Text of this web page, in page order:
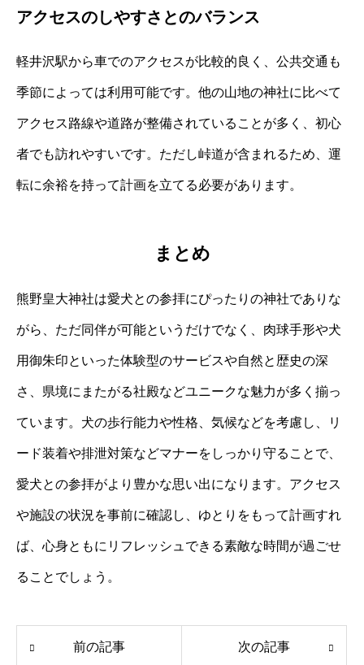
アクセスのしやすさとのバランス
軽井沢駅から車でのアクセスが比較的良く、公共交通も
季節によっては利用可能です。他の山地の神社に比べて
アクセス路線や道路が整備されていることが多く、初心
者でも訪れやすいです。ただし峠道が含まれるため、運
転に余裕を持って計画を立てる必要があります。
まとめ
熊野皇大神社は愛犬との参拝にぴったりの神社でありな
がら、ただ同伴が可能というだけでなく、肉球手形や犬
用御朱印といった体験型のサービスや自然と歴史の深
さ、県境にまたがる社殿などユニークな魅力が多く揃っ
ています。犬の歩行能力や性格、気候などを考慮し、リ
ード装着や排泄対策などマナーをしっかり守ることで、
愛犬との参拝がより豊かな思い出になります。アクセス
や施設の状況を事前に確認し、ゆとりをもって計画すれ
ば、心身ともにリフレッシュできる素敵な時間が過ごせ
ることでしょう。
前の記事 次の記事